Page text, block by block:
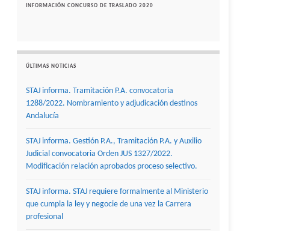
INFORMACIÓN CONCURSO DE TRASLADO 2020
ÚLTIMAS NOTICIAS
STAJ informa. Tramitación P.A. convocatoria
1288/2022. Nombramiento y adjudicación destinos
Andalucía
STAJ informa. Gestión P.A., Tramitación P.A. y Auxilio
Judicial convocatoria Orden JUS 1327/2022.
Modificación relación aprobados proceso selectivo.
STAJ informa. STAJ requiere formalmente al Ministerio
que cumpla la ley y negocie de una vez la Carrera
profesional